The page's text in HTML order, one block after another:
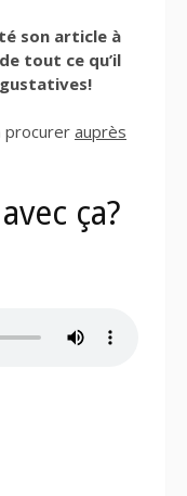
son article à
tout ce qu’il
procurer auprès
ça?